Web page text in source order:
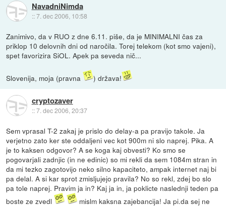
NavadniNimda
::7. dec 2006, 10:58
Zanimivo, da v RUO z dne 6.11. piše, da je MINIMALNI čas za
priklop 10 delovnih dni od naročila. Torej telekom (kot smo vajeni),
spet favorizira SiOL. Apek pa seveda nič...
Slovenija, moja (pravna ) država!
cryptozaver
::7. dec 2006, 20:37
Sem vprasal T-2 zakaj je prislo do delay-a pa pravijo takole. Ja
verjetno zato ker ste oddaljeni vec kot 900m ni slo naprej. Pika. A
je to kaksen odgovor? A se koga kaj obvesti? Ko smo se
pogovarjali zadnjic (in ne edinic) so mi rekli da sem 1084m stran in
da mi tezko zagotovijo neko silno kapaciteto, ampak internet naj bi
pa delal. A si kar sprot zmisljujejo pravila? No so rekl, zdej bo slo
pa tole naprej. Pravim ja in? Kaj ja in, ja poklicte naslednji teden pa
boste ze zvedl
mislm kaksna zajebancija! Ja pi.da sej ne